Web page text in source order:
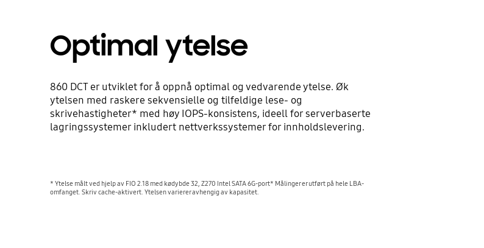
Optimal ytelse
860 DCT er utviklet for å oppnå optimal og vedvarende ytelse. Øk
ytelsen med raskere sekvensielle og tilfeldige lese- og
skrivehastigheter* med høy IOPS-konsistens, ideell for serverbaserte
lagringssystemer inkludert nettverkssystemer for innholdslevering.
* Ytelse målt ved hjelp av FIO 2.18 med kødybde 32, Z270 Intel SATA 6G-port* Målinger er utført på hele LBA-
omfanget. Skriv cache-aktivert. Ytelsen varierer avhengig av kapasitet.